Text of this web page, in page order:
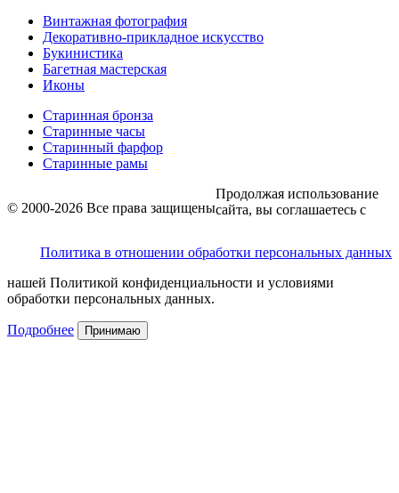
Винтажная фотография
Декоративно-прикладное искусство
Букинистика
Багетная мастерская
Иконы
Старинная бронза
Старинные часы
Старинный фарфор
Старинные рамы
© 2000-2026 Все права защищены
Политика в отношении обработки персональных данных
Продолжая использование
сайта, вы соглашаетесь с
нашей Политикой конфиденциальности и условиями
обработки персональных данных.
Подробнее Принимаю